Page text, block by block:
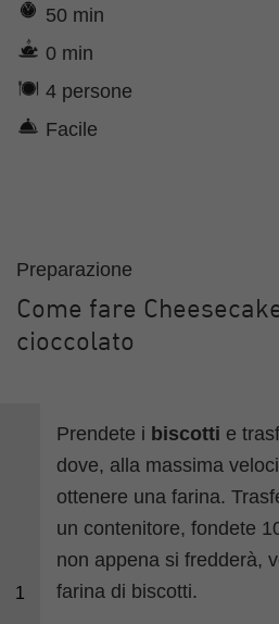
50 min
0 min
4 persone
Facile
Preparazione
Come fare
cioccolato
1
Prendete i biscotti e
dove, alla massima
ottenere una farina.
un contenitore, fondete
non appena si fredderà,
farina di biscotti.